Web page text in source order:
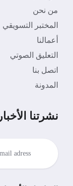
من نحن
المختبر التسويقي
أعمالنا
التعليق الصوتي
اتصل بنا
المدونة
نشرتنا